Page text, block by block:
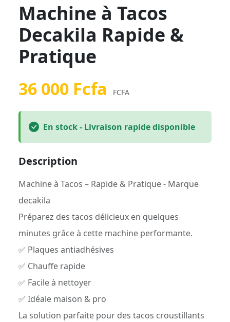
Machine à Tacos
Decakila Rapide &
Pratique
36 000 Fcfa FCFA
En stock - Livraison rapide disponible
Description
Machine à Tacos – Rapide & Pratique - Marque
decakila
Préparez des tacos délicieux en quelques
minutes grâce à cette machine performante.
✅ Plaques antiadhésives
✅ Chauffe rapide
✅ Facile à nettoyer
✅ Idéale maison & pro
La solution parfaite pour des tacos croustillants